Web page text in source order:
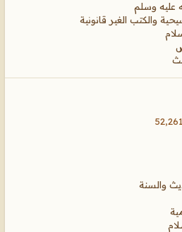
عليه وسلم
والكتب الغير قانونية
والسنة